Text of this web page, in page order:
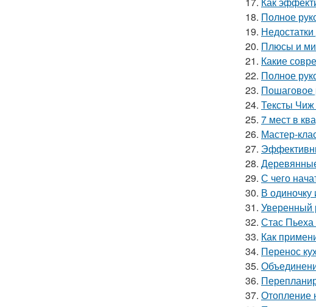
18. Полное
19.
20. Плюсы и
21. Какие
22. Полное
23. Пошаговое
24. Тексты Чиж
25. 7 мест в
26. Мастер-
27.
28.
29. С чего
30. В
31. Уверенный
32. Стас Пьеха
33. Как
34. Перенос
35.
36.
37. Отопление